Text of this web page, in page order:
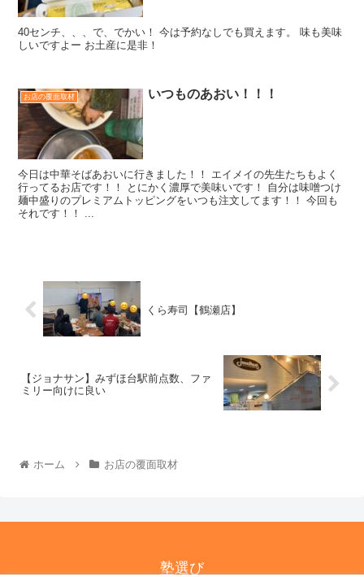
40センチ、、、で、でかい！ 今は予約なしでも買えます。 味も美味
しいですよー お土産に是非！
お店の覆面取材 いつものあおい！！！
今日は中華そばあおいに行きました！！ エイメイの先生たちもよく
行ってるお店です！！ とにかく濃厚で美味いです！ 自分は味噌つけ
麺中盛りのプレミアムトッピングをいつも注文してます！！ 今回も
それです！！ ...
くら寿司【鶴瀬店】
【ジョナサン】みずほ台駅前点数、ファ
ミリー向けに良い
ホーム お店の覆面取材
塾選び